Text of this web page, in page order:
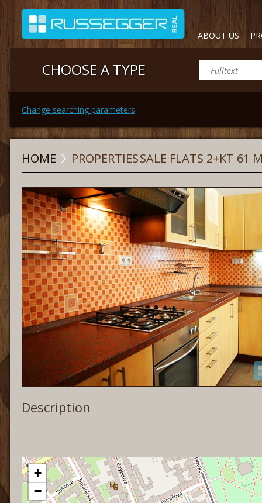
ABOUT US
CHOOSE A TYPE
Change searching parameters
HOME PROPERTIESSALE FLATS 2+KT 61
Description
+
−